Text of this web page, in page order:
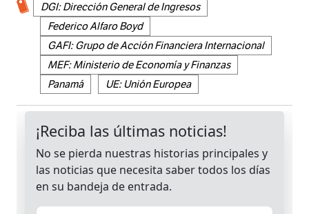
DGI: Dirección General de Ingresos
Federico Alfaro Boyd
GAFI: Grupo de Acción Financiera Internacional
MEF: Ministerio de Economía y Finanzas
Panamá
UE: Unión Europea